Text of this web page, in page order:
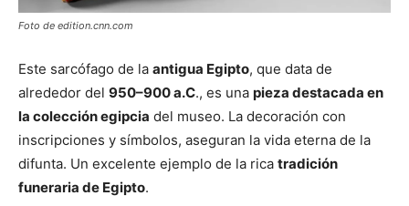
Foto de edition.cnn.com
Este sarcófago de la antigua Egipto, que data de
alrededor del 950–900 a.C., es una pieza destacada en
la colección egipcia del museo. La decoración con
inscripciones y símbolos, aseguran la vida eterna de la
difunta. Un excelente ejemplo de la rica tradición
funeraria de Egipto.